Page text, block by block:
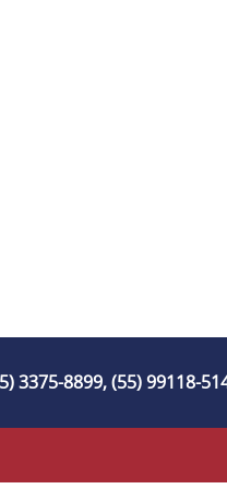
3375-8899, (55) 99118-